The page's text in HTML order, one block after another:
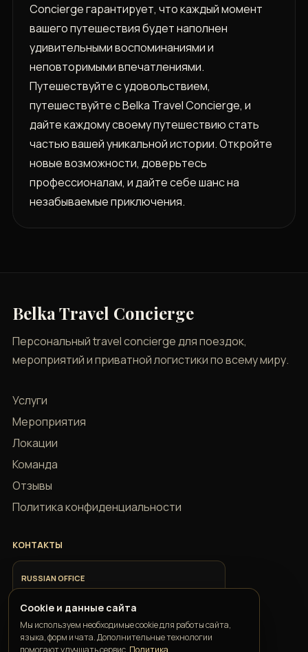
Concierge гарантирует, что каждый момент
вашего путешествия будет наполнен
удивительными воспоминаниями и
неповторимыми впечатлениями.
Путешествуйте с удовольствием,
путешествуйте с Belka Travel Concierge, и
дайте каждому своему путешествию стать
частью вашей уникальной истории. Откройте
новые возможности, доверьтесь
профессионалам, и дайте себе шанс на
незабываемые приключения.
Belka Travel Concierge
Персональный travel concierge для поездок,
мероприятий и приватной логистики по всему миру.
Услуги
Мероприятия
Локации
Команда
Отзывы
Политика конфиденциальности
КОНТАКТЫ
RUSSIAN OFFICE
+7 918 685 9883
ITALIAN OFFICE
Cookie и данные сайта
Мы используем необходимые cookie для работы сайта,
языка, форм и чата. Дополнительные технологии
помогают улучшать сервис. Политика